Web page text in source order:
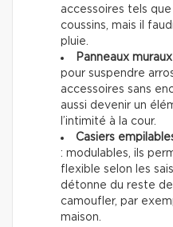
accessoires tels
coussins, mais il
pluie.
Panneaux
pour suspendre
accessoires sans
aussi devenir un
l’intimité à la cour.
Casiers
: modulables, ils
flexible selon les
détonne du reste
camoufler, par
maison.